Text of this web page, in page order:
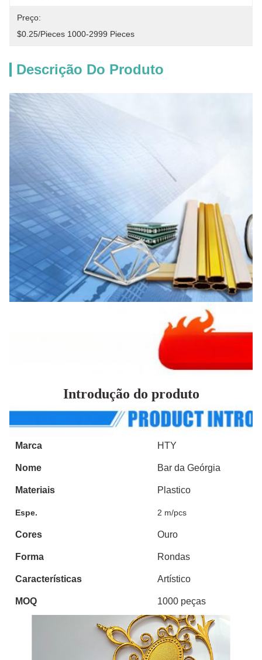
Preço:
$0.25/pieces 1000-2999 Pieces
Descrição Do Produto
Introdução do produto
Marca HTY
Nome Bar da Geórgia
Materiais Plastico
Espe. 2 m/pcs
Cores Ouro
Forma Rondas
Características Artístico
MOQ 1000 peças